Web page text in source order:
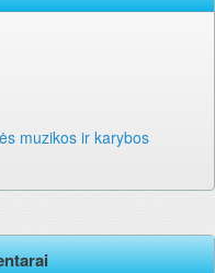
muzikos ir karybos